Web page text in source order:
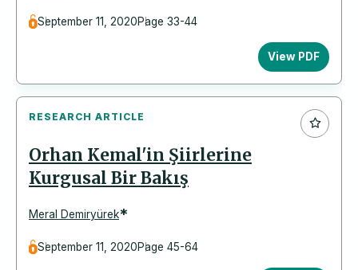
September 11, 2020Page 33-44
View PDF
RESEARCH ARTICLE
Orhan Kemal'in Şiirlerine
Kurgusal Bir Bakış
Meral Demiryürek*
September 11, 2020Page 45-64